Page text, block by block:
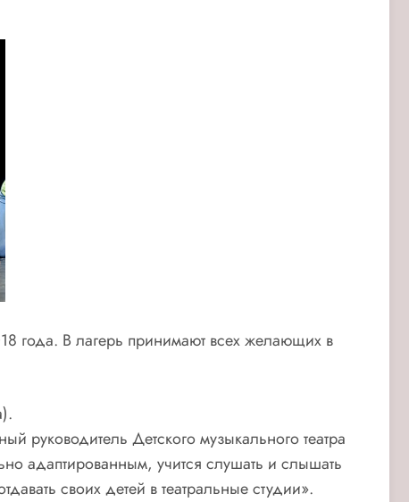
года. В лагерь принимают всех желающих в
руководитель Детского музыкального театра
адаптированным, учится слушать и слышать
своих детей в театральные студии».